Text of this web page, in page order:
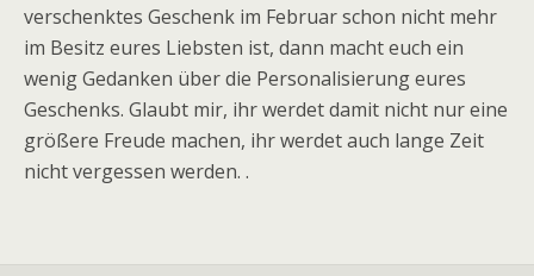
verschenktes Geschenk im Februar schon nicht mehr
im Besitz eures Liebsten ist, dann macht euch ein
wenig Gedanken über die Personalisierung eures
Geschenks. Glaubt mir, ihr werdet damit nicht nur eine
größere Freude machen, ihr werdet auch lange Zeit
nicht vergessen werden. .